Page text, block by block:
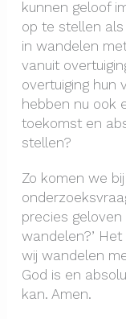
kunnen geloof
op te stellen
in wandelen
vanuit
overtuiging hun
hebben nu ook
toekomst en
stellen?
Zo komen we
precies
wandelen?’
wij wandelen
God is en
kan. Amen.